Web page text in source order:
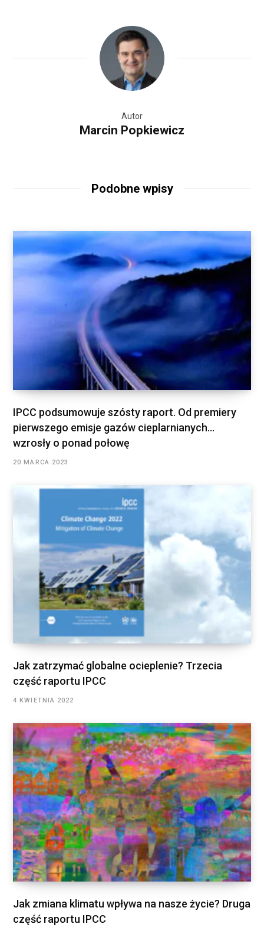
Autor
Marcin Popkiewicz
Podobne wpisy
IPCC podsumowuje szósty raport. Od premiery
pierwszego emisje gazów cieplarnianych…
wzrosły o ponad połowę
20 MARCA 2023
Jak zatrzymać globalne ocieplenie? Trzecia
część raportu IPCC
4 KWIETNIA 2022
Jak zmiana klimatu wpływa na nasze życie? Druga
część raportu IPCC